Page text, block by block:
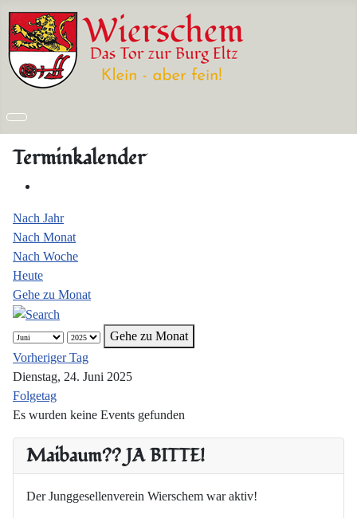
Maibaum?? JA BITTE!
Der Junggesellenverein Wierschem war aktiv!
Terminkalender
Nach Jahr
Nach Monat
Nach Woche
Heute
Gehe zu Monat
Gehe zu Monat
Vorheriger Tag
Dienstag, 24. Juni 2025
Folgetag
Es wurden keine Events gefunden